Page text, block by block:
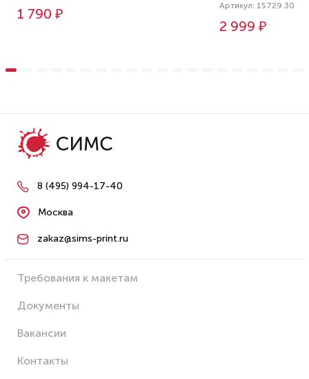
1 790 ₽
Артикул: 15729.30
2 999 ₽
8 (495) 994-17-40
Москва
zakaz@sims-print.ru
Требования к макетам
Документы
Вакансии
Контакты